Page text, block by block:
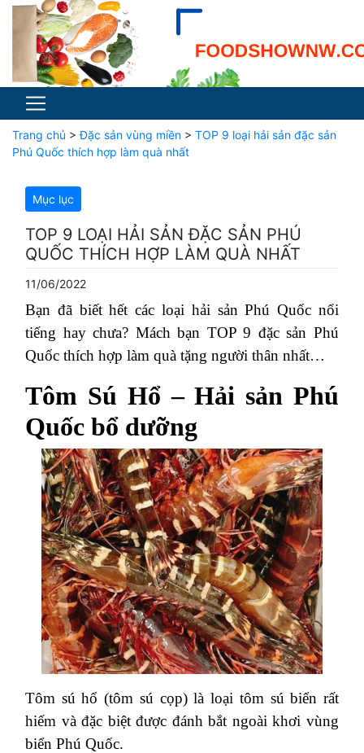
Trang chủ >Đặc sản vùng miền > TOP 9 loại hải sản đặc sản
Phú Quốc thích hợp làm quà nhất
Mục lục
TOP 9 LOẠI HẢI SẢN ĐẶC SẢN PHÚ
QUỐC THÍCH HỢP LÀM QUÀ NHẤT
11/06/2022
Bạn đã biết hết các loại hải sản Phú Quốc nổi
tiếng hay chưa? Mách bạn TOP 9 đặc sản Phú
Quốc thích hợp làm quà tặng người thân nhất…
Tôm Sú Hổ – Hải sản Phú
Quốc bổ dưỡng
Tôm sú hổ (tôm sú cọp) là loại tôm sú biển rất
hiếm và đặc biệt được đánh bắt ngoài khơi vùng
biển Phú Quốc.